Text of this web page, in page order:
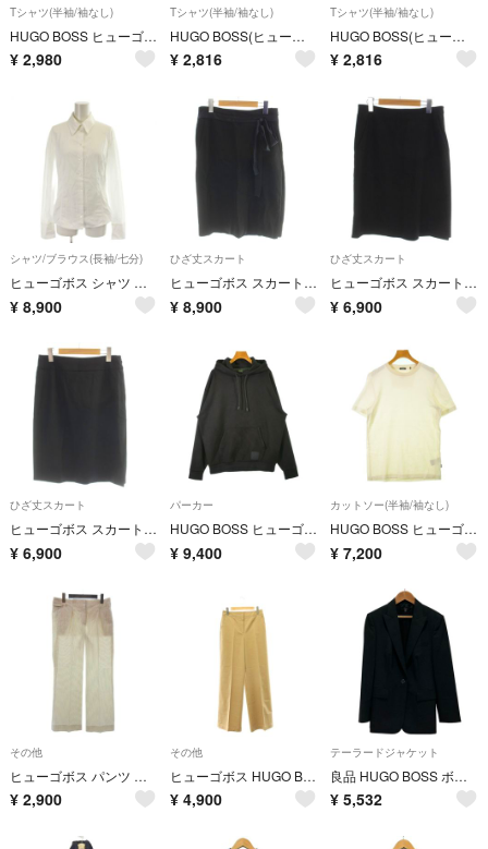
Tシャツ(半袖/袖なし)
HUGO BOSS ヒューゴボス メタルプレート 大きいサイズ Tシャツ XL
¥ 2,980
Tシャツ(半袖/袖なし)
HUGO BOSS(ヒューゴボス) レディース トップス Tシャツ・カットソー
¥ 2,816
Tシャツ(半袖/袖なし)
HUGO BOSS(ヒューゴボス) フロント タック シルク S/S カットソー
¥ 2,816
シャツ/ブラウス(長袖/七分)
ヒューゴボス シャツ ブラウス I40 白 ホワイト 無地 レギュラーカラー
¥ 8,900
ひざ丈スカート
ヒューゴボス スカート I38 黒 ブラック ひざ丈 リボン スリット
¥ 8,900
ひざ丈スカート
ヒューゴボス スカート ウール I38 黒 ブラック ひざ丈 無地
¥ 6,900
ひざ丈スカート
ヒューゴボス スカート ウール I42 黒 ブラック ひざ丈 スリット 無地
¥ 6,900
パーカー
HUGO BOSS ヒューゴボス パーカー XS 黒 【古着】【中古】【送料無料】
¥ 9,400
カットソー(半袖/袖なし)
HUGO BOSS ヒューゴボス Tシャツ・カットソー S ベージュ 【古着】【中古】【送料無料】
¥ 7,200
その他
ヒューゴボス パンツ スラックス センタープレス ストライプ 40 アイボリー
¥ 2,900
その他
ヒューゴボス HUGO BOSS チノワイドパンツ ストレート IT 34A
¥ 4,900
テーラードジャケット
良品 HUGO BOSS ボスヒューゴボス ウール テーラードジャケット 総裏地 44 ブラック レディース 古着 中古 USED
¥ 5,532